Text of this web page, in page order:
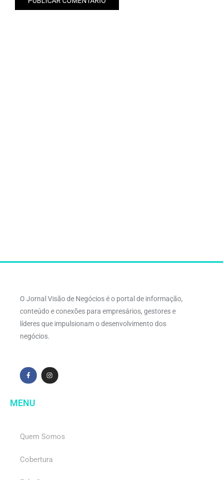
O Jornal Visão de Negócios é o portal de informação,
conteúdo e conexões para empresários, gestores e
líderes que impulsionam o desenvolvimento dos
negócios.
MENU
Quem Somos
Cobertura